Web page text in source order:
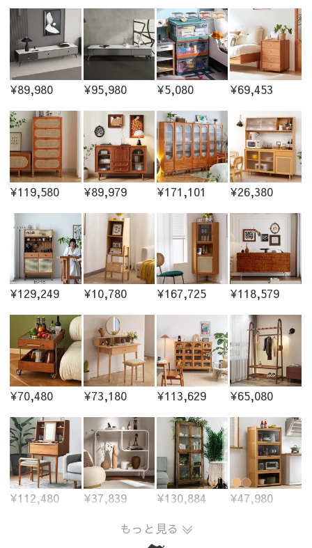
¥89,980 ¥95,980 ¥5,080 ¥69,453
¥119,580 ¥89,979 ¥171,101 ¥26,380
¥129,249 ¥10,780 ¥167,725 ¥118,579
¥70,480 ¥73,180 ¥113,629 ¥65,080
¥112,480 ¥37,839 ¥130,884
¥47,980
もっと見る